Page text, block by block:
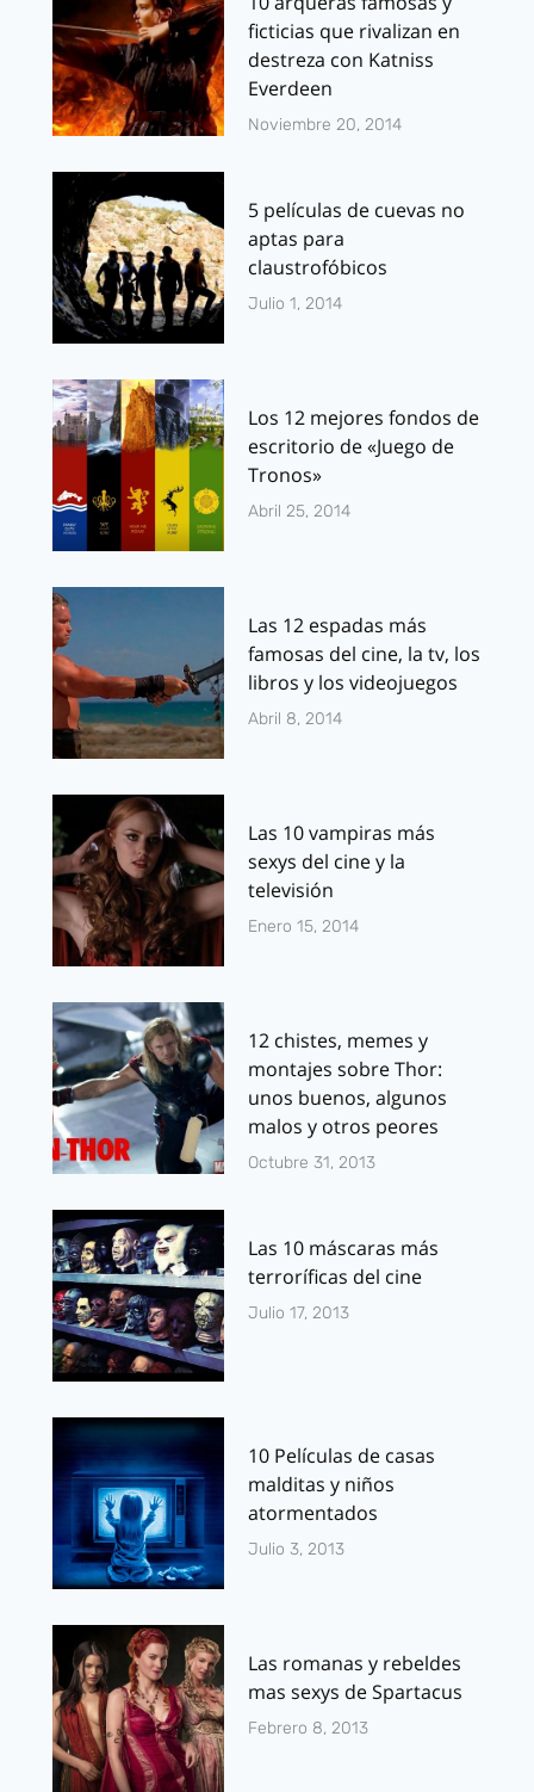
ficticias que rivalizan en
destreza con Katniss
Everdeen
Noviembre 20, 2014
5 películas de cuevas no
aptas para
claustrofóbicos
Julio 1, 2014
Los 12 mejores fondos de
escritorio de «Juego de
Tronos»
Abril 25, 2014
Las 12 espadas más
famosas del cine, la tv, los
libros y los videojuegos
Abril 8, 2014
Las 10 vampiras más
sexys del cine y la
televisión
Enero 15, 2014
12 chistes, memes y
montajes sobre Thor:
unos buenos, algunos
malos y otros peores
Octubre 31, 2013
Las 10 máscaras más
terroríficas del cine
Julio 17, 2013
10 Películas de casas
malditas y niños
atormentados
Julio 3, 2013
Las romanas y rebeldes
mas sexys de Spartacus
Febrero 8, 2013